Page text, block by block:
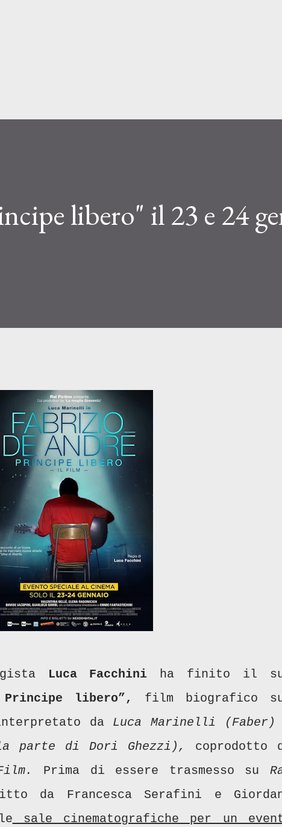
libero" il 23 e 24
Luca Facchini ha finito il
Principe libero”,
film biografico
da Luca Marinelli (Faber)
parte di Dori Ghezzi),
coprodotto
Prima di essere trasmesso su
da Francesca Serafini e
sale cinematografiche per un